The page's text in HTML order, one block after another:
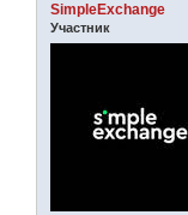
SimpleExchange
Участник